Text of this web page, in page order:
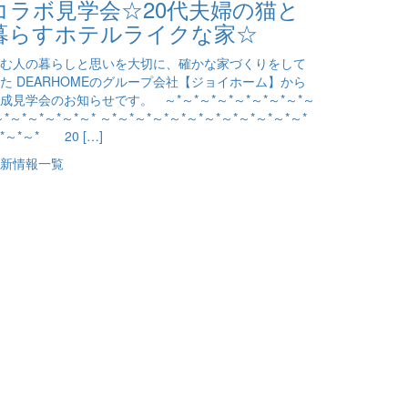
ラボ見学会☆20代夫婦の猫と
らすホテルライクな家☆
人の暮らしと思いを大切に、確かな家づくりをして
DEARHOMEのグループ会社【ジョイホーム】から
見学会のお知らせです。 ～*～*～*～*～*～*～*～*～
*～*～*～*～*～* ～*～*～*～*～*～*～*～*～*～*～*～*
*～*～* 20 […]
情報一覧